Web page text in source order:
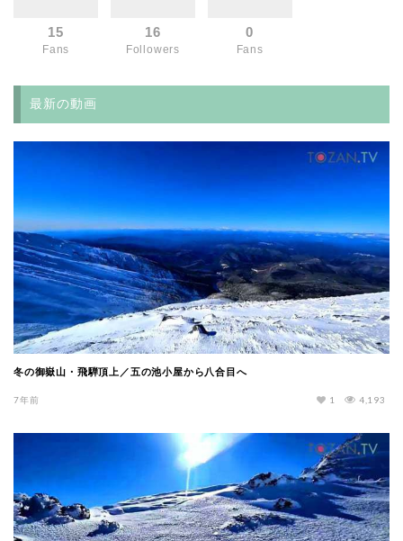
15
Fans
16
Followers
0
Fans
最新の動画
冬の御嶽山・飛騨頂上／五の池小屋から八合目へ
7年前 4,193
1